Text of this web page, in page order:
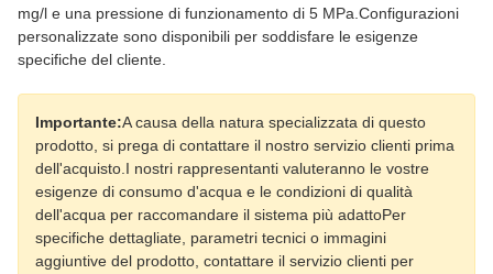
mg/l e una pressione di funzionamento di 5 MPa.Configurazioni
personalizzate sono disponibili per soddisfare le esigenze
specifiche del cliente.
Importante:A causa della natura specializzata di questo
prodotto, si prega di contattare il nostro servizio clienti prima
dell'acquisto.I nostri rappresentanti valuteranno le vostre
esigenze di consumo d'acqua e le condizioni di qualità
dell'acqua per raccomandare il sistema più adattoPer
specifiche dettagliate, parametri tecnici o immagini
aggiuntive del prodotto, contattare il servizio clienti per